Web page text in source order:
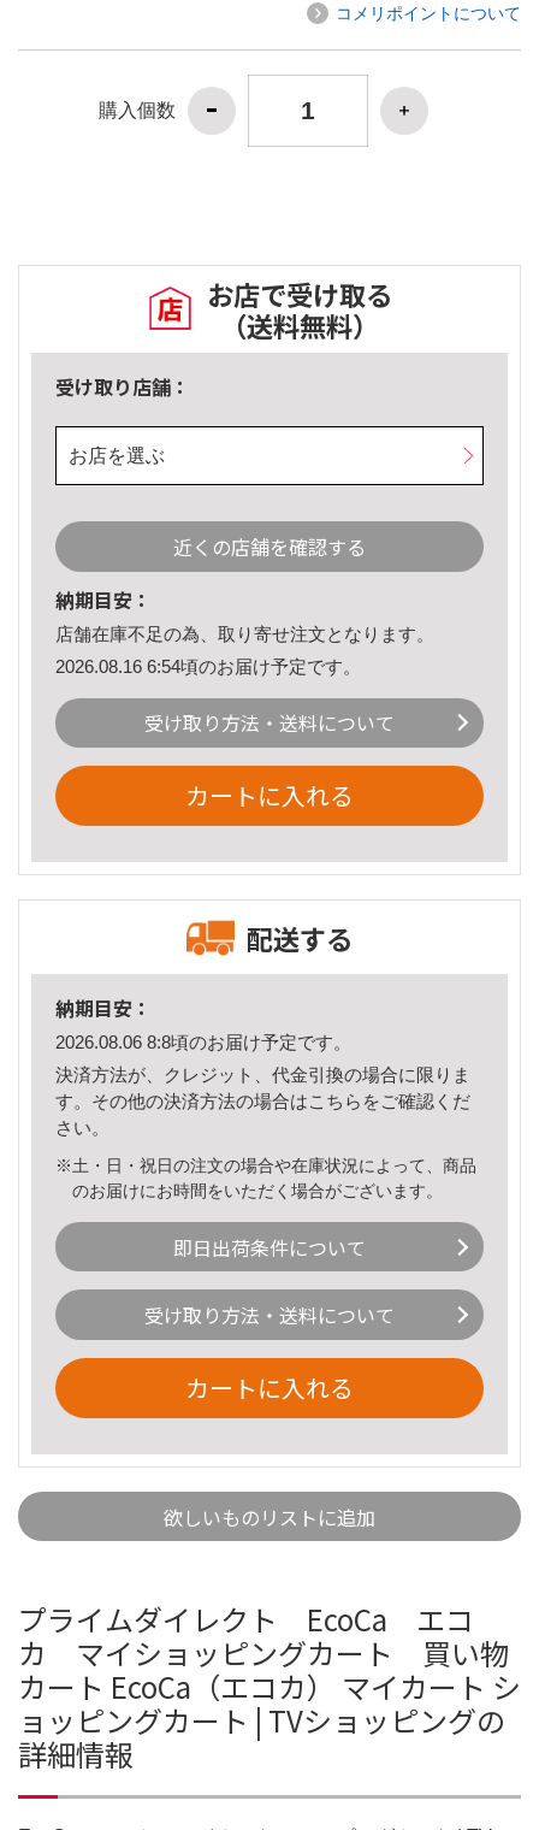
コメリポイントについて
購入個数
お店で受け取る
（送料無料）
受け取り店舗：
お店を選ぶ
近くの店舗を確認する
納期目安：
店舗在庫不足の為、取り寄せ注文となります。
2026.08.16 6:54頃のお届け予定です。
受け取り方法・送料について
カートに入れる
配送する
納期目安：
2026.08.06 8:8頃のお届け予定です。
決済方法が、クレジット、代金引換の場合に限りま
す。その他の決済方法の場合はこちら をご確認くだ
さい。
※土・日・祝日の注文の場合や在庫状況によって、商品
のお届けにお時間をいただく場合がございます。
即日出荷条件について
受け取り方法・送料について
カートに入れる
欲しいものリストに追加
プライムダイレクト EcoCa エコ
カ マイショッピングカート 買い物
カート EcoCa（エコカ） マイカート シ
ョッピングカート | TVショッピングの
詳細情報